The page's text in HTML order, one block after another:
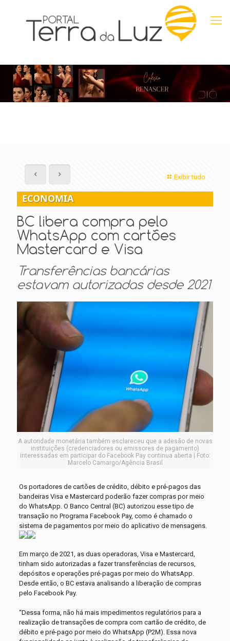
Exibir tudo
ECONOMIA
BC libera compra pelo
WhatsApp com cartões
Mastercard e Visa
Transferências bancárias
estavam autorizadas desde 2021
A autoridade monetária também esclareceu que a adesão de novas
instituições (credenciadores ou emissores de pagamento)
interessadas em participar do Facebook Pay continua aberta | Foto:
Marcelo Camargo/Agência Brasil
Os portadores de cartões de crédito, débito e pré-pagos das
bandeiras Visa e Mastercard poderão fazer compras por meio
do WhatsApp. O Banco Central (BC) autorizou esse tipo de
transação no Programa Facebook Pay, como é chamado o
sistema de pagamentos por meio do aplicativo de mensagens.
Em março de 2021, as duas operadoras, Visa e Mastercard,
tinham sido autorizadas a fazer transferências de recursos,
depósitos e operações pré-pagas por meio do WhatsApp.
Desde então, o BC estava analisando a liberação de compras
pelo Facebook Pay.
“Dessa forma, não há mais impedimentos regulatórios para a
realização de transações de compra com cartão de crédito, de
débito e pré-pago por meio do WhatsApp (P2M). Essa nova